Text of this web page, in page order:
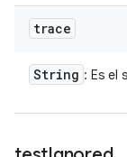
trace
String : Es el